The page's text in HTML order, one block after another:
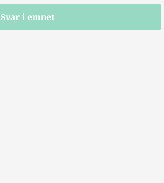
Svar i emnet